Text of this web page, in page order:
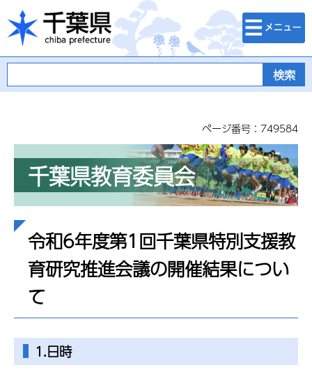
千葉県
検索・メニュ
ー
ページ番号：749584
千葉県教育委員会
令和6年度第1回千葉県特別支援教
育研究推進会議の開催結果につい
て
1.日時